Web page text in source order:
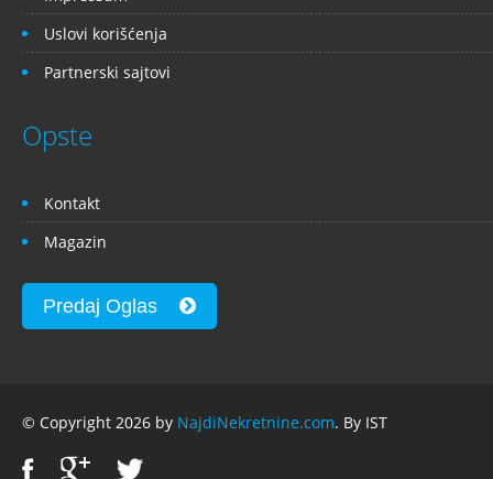
Uslovi korišćenja
Partnerski sajtovi
Opste
Kontakt
Magazin
Predaj Oglas
© Copyright 2026 by NajdiNekretnine.com. By IST